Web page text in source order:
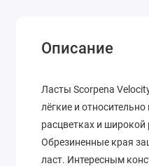
Описание
Ласты Scorpena
лёгкие и
расцветках и
Обрезиненные края
ласт. Интересным